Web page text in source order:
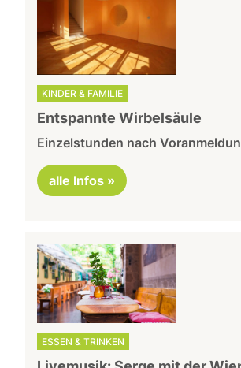
KINDER & FAMILIE
Entspannte Wirbelsäule
Einzelstunden nach
alle Infos »
ESSEN & TRINKEN